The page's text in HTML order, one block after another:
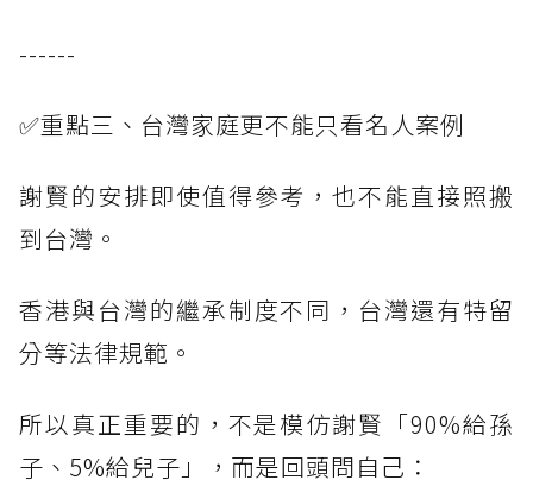
------
✅重點三、台灣家庭更不能只看名人案例
謝賢的安排即使值得參考，也不能直接照搬
到台灣。
香港與台灣的繼承制度不同，台灣還有特留
分等法律規範。
所以真正重要的，不是模仿謝賢「90%給孫
子、5%給兒子」，而是回頭問自己：